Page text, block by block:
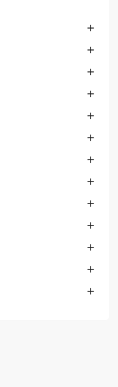












